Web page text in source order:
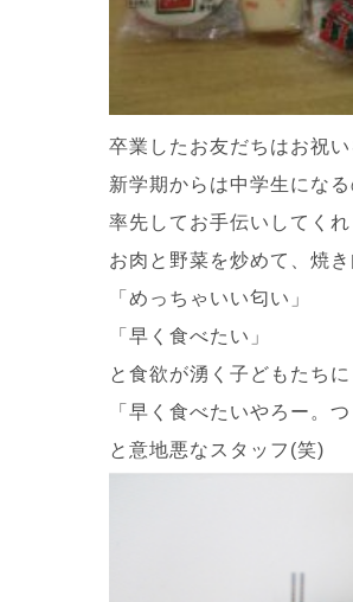
卒業したお友だちはお祝
新学期からは中学生にな
率先してお手伝いしてくれ
お肉と野菜を炒めて、焼
「めっちゃいい匂い」
「早く食べたい」
と食欲が湧く子どもたちに
「早く食べたいやろー。
と意地悪なスタッフ(笑)